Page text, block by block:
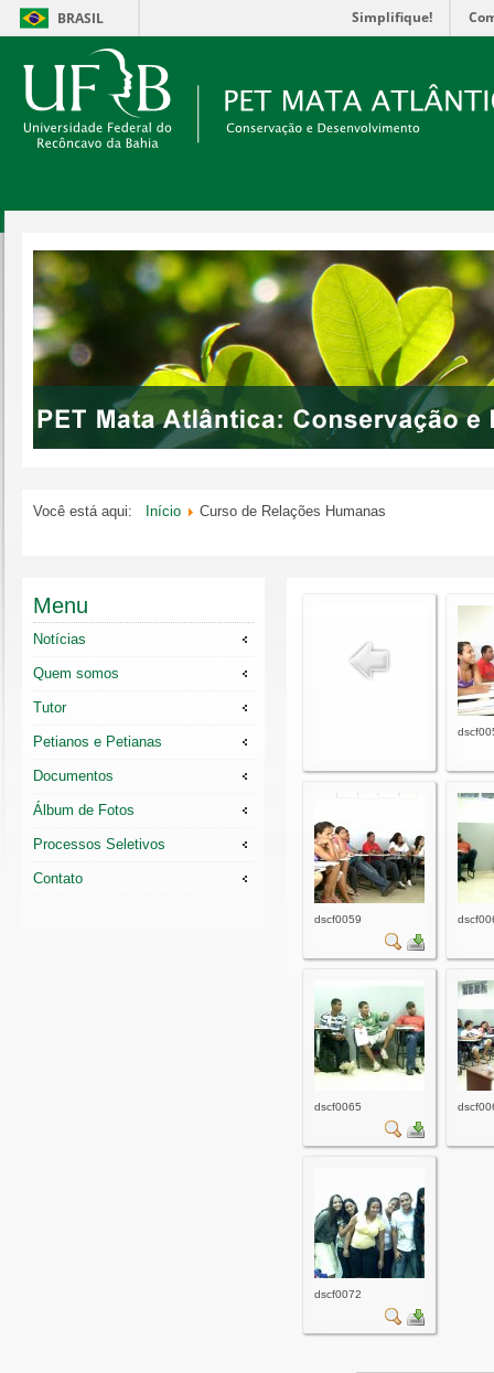
BRASIL Simplifique!
Você está aqui: Início Curso de Relações Humanas
dscf0059
dscf0065
dscf0072
Menu
Notícias
Quem somos
Tutor
Petianos e Petianas
Documentos
Álbum de Fotos
Processos Seletivos
Contato